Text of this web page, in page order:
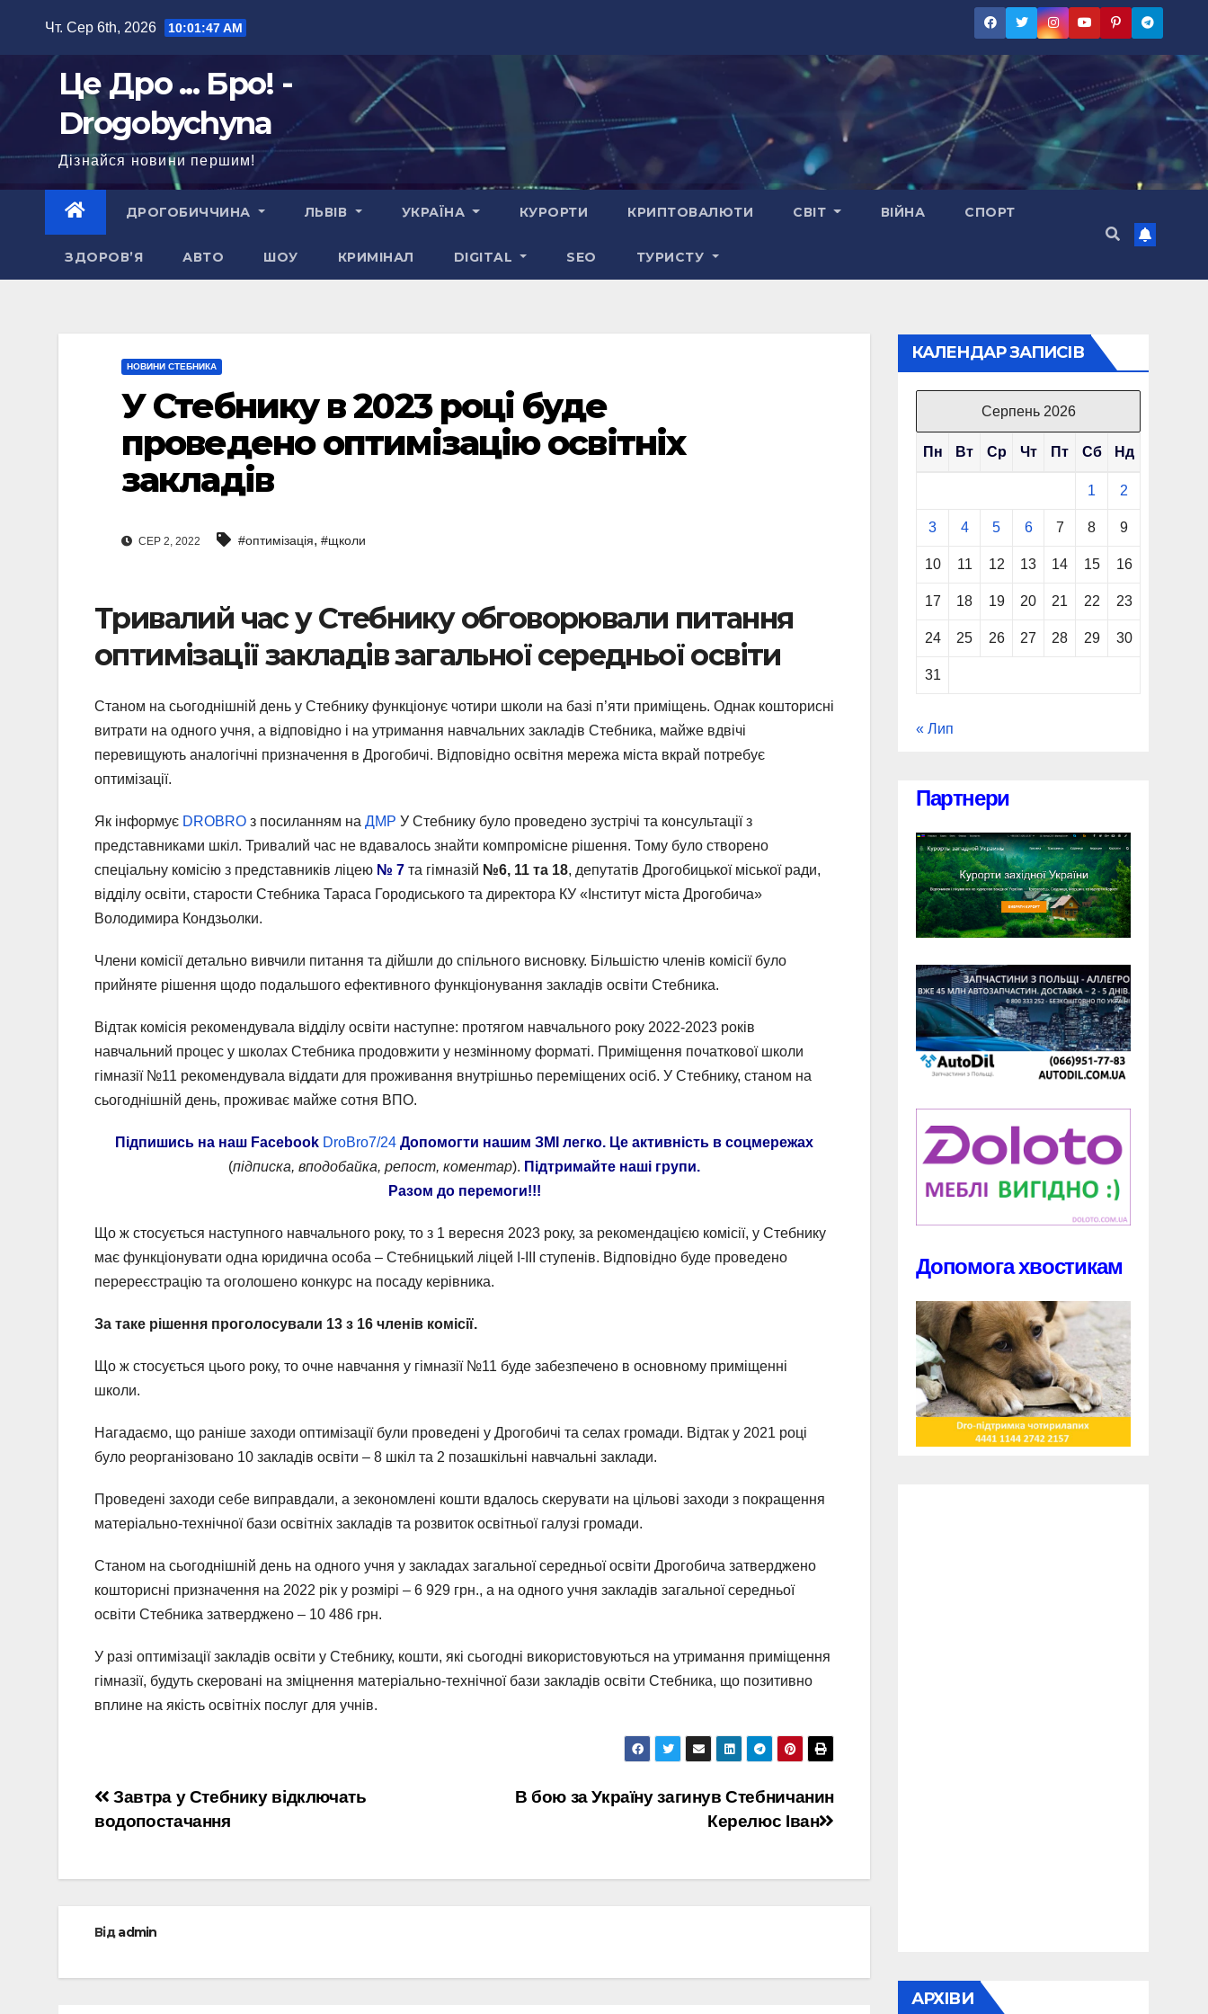
Чт. Сер 6th, 2026 10:01:48 AM
Це Дро ... Бро! -
Drogobychyna
Дізнайся новини першим!
ДРОГОБИЧЧИНА ЛЬВІВ УКРАЇНА КУРОРТИ КРИПТОВАЛЮТИ СВІТ ВІЙНА СПОРТ
ЗДОРОВ’Я АВТО ШОУ КРИМІНАЛ DIGITAL SEO ТУРИСТУ
НОВИНИ СТЕБНИКА
У Стебнику в 2023 році буде
проведено оптимізацію освітніх
закладів
СЕР 2, 2022 #оптимізація, #щколи
Тривалий час у Стебнику обговорювали питання
оптимізації закладів загальної середньої освіти
Станом на сьогоднішній день у Стебнику функціонує чотири школи на базі п’яти приміщень. Однак кошторисні
витрати на одного учня, а відповідно і на утримання навчальних закладів Стебника, майже вдвічі
перевищують аналогічні призначення в Дрогобичі. Відповідно освітня мережа міста вкрай потребує
оптимізації.
Як інформує DROBRO з посиланням на ДМР У Стебнику було проведено зустрічі та консультації з
представниками шкіл. Тривалий час не вдавалось знайти компромісне рішення. Тому було створено
спеціальну комісію з представників ліцею № 7 та гімназій №6, 11 та 18, депутатів Дрогобицької міської ради,
відділу освіти, старости Стебника Тараса Городиського та директора КУ «Інститут міста Дрогобича»
Володимира Кондзьолки.
Члени комісії детально вивчили питання та дійшли до спільного висновку. Більшістю членів комісії було
прийняте рішення щодо подальшого ефективного функціонування закладів освіти Стебника.
Відтак комісія рекомендувала відділу освіти наступне: протягом навчального року 2022-2023 років
навчальний процес у школах Стебника продовжити у незмінному форматі. Приміщення початкової школи
гімназії №11 рекомендувала віддати для проживання внутрішньо переміщених осіб. У Стебнику, станом на
сьогоднішній день, проживає майже сотня ВПО.
Підпишись на наш Facebook DroBro7/24 Допомогти нашим ЗМІ легко. Це активність в соцмережах
(підписка, вподобайка, репост, коментар). Підтримайте наші групи.
Разом до перемоги!!!
Що ж стосується наступного навчального року, то з 1 вересня 2023 року, за рекомендацією комісії, у Стебнику
має функціонувати одна юридична особа – Стебницький ліцей І-ІІІ ступенів. Відповідно буде проведено
перереєстрацію та оголошено конкурс на посаду керівника.
За таке рішення проголосували 13 з 16 членів комісії.
Що ж стосується цього року, то очне навчання у гімназії №11 буде забезпечено в основному приміщенні
школи.
Нагадаємо, що раніше заходи оптимізації були проведені у Дрогобичі та селах громади. Відтак у 2021 році
було реорганізовано 10 закладів освіти – 8 шкіл та 2 позашкільні навчальні заклади.
Проведені заходи себе виправдали, а зекономлені кошти вдалось скерувати на цільові заходи з покращення
матеріально-технічної бази освітніх закладів та розвиток освітньої галузі громади.
Станом на сьогоднішній день на одного учня у закладах загальної середньої освіти Дрогобича затверджено
кошторисні призначення на 2022 рік у розмірі – 6 929 грн., а на одного учня закладів загальної середньої
освіти Стебника затверджено – 10 486 грн.
У разі оптимізації закладів освіти у Стебнику, кошти, які сьогодні використовуються на утримання приміщення
гімназії, будуть скеровані на зміцнення матеріально-технічної бази закладів освіти Стебника, що позитивно
вплине на якість освітніх послуг для учнів.
Навігація
записів
В бою за Україну загинув Стебничанин
Керелюс Іван
Завтра у Стебнику відключать
водопостачання
Відadmin
КАЛЕНДАР ЗАПИСІВ
Серпень 2026
Пн Вт Ср Чт Пт Сб Нд
1 2
3 4 5 6 7 8 9
10 11 12 13 14 15 16
17 18 19 20 21 22 23
24 25 26 27 28 29 30
31
« Лип
Партнери
Допомога хвостикам
АРХІВИ